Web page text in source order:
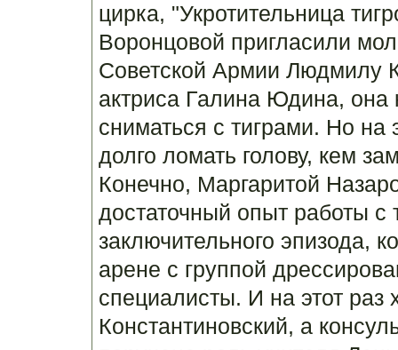
цирка, "Укротительница
Воронцовой пригласили
Советской Армии Людмилу
актриса Галина Юдина, она
сниматься с тиграми. Но на
долго ломать голову, кем
Конечно, Маргаритой
достаточный опыт работы с
заключительного эпизода,
арене с группой
специалисты. И на этот раз
Константиновский, а